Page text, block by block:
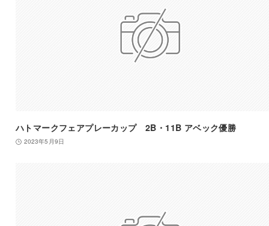
ハトマークフェアプレーカップ 2B・11B アベック優勝
2023年5月9日